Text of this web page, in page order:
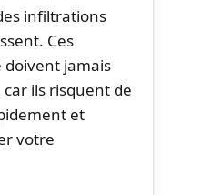
infiltrations
Ces
doivent jamais
ils risquent de
et
votre